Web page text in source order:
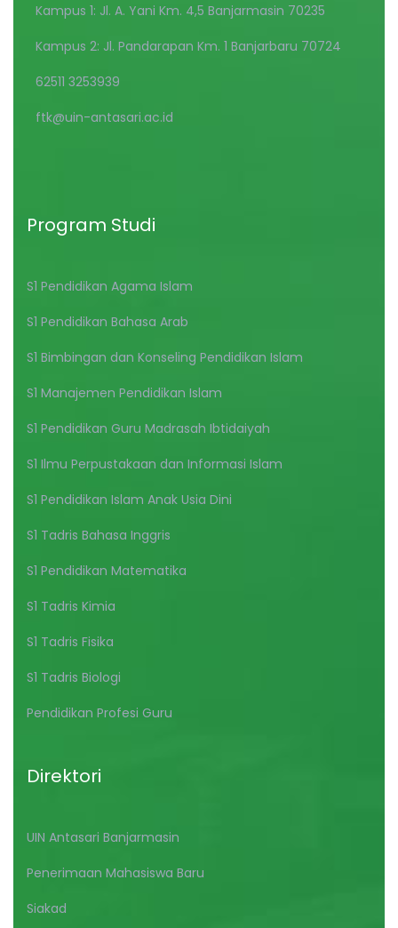
Kampus 1: Jl. A. Yani Km. 4,5 Banjarmasin 70235
Kampus 2: Jl. Pandarapan Km. 1 Banjarbaru 70724
62511 3253939
ftk@uin-antasari.ac.id
Program Studi
S1 Pendidikan Agama Islam
S1 Pendidikan Bahasa Arab
S1 Bimbingan dan Konseling Pendidikan Islam
S1 Manajemen Pendidikan Islam
S1 Pendidikan Guru Madrasah Ibtidaiyah
S1 Ilmu Perpustakaan dan Informasi Islam
S1 Pendidikan Islam Anak Usia Dini
S1 Tadris Bahasa Inggris
S1 Pendidikan Matematika
S1 Tadris Kimia
S1 Tadris Fisika
S1 Tadris Biologi
Pendidikan Profesi Guru
Direktori
UIN Antasari Banjarmasin
Penerimaan Mahasiswa Baru
Siakad